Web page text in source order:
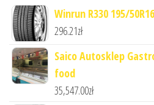
Winrun R330 195/
296.21zł
Saico Autosklep
food
35,547.00zł